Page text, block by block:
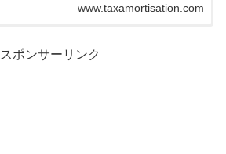
www.taxamortisation.com
スポンサーリンク